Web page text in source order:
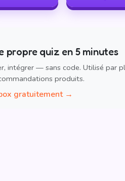
propre quiz en 5 minutes
intégrer — sans code. Utilisé par
produits.
gratuitement →